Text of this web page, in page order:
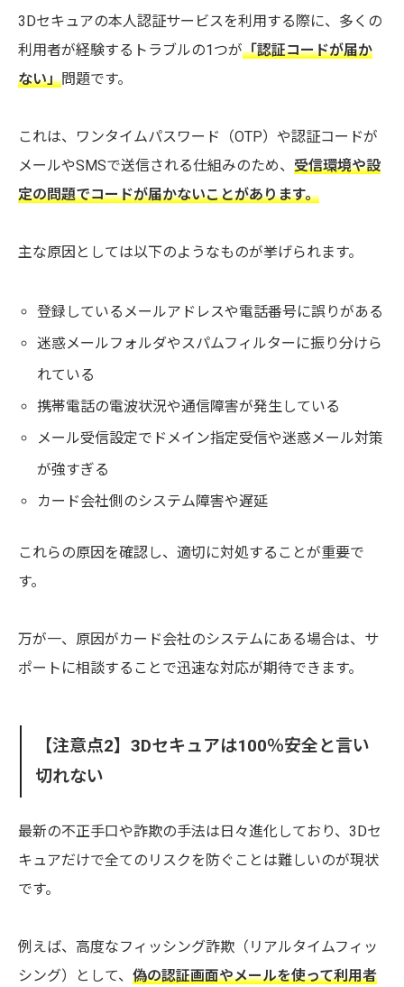
3Dセキュアの本人認証サービスを利用する際に、多くの
利用者が経験するトラブルの1つが「認証コードが届か
ない」問題です。
これは、ワンタイムパスワード（OTP）や認証コードが
メールやSMSで送信される仕組みのため、 受信環境や設
定の問題でコードが届かないことがあります。
主な原因としては以下のようなものが挙げられます。
登録しているメールアドレスや電話番号に誤りがある
迷惑メールフォルダやスパムフィルターに振り分けら
れている
携帯電話の電波状況や通信障害が発生している
メール受信設定でドメイン指定受信や迷惑メール対策
が強すぎる
カード会社側のシステム障害や遅延
これらの原因を確認し、適切に対処することが重要で
す。
万が一、原因がカード会社のシステムにある場合は、サ
ポートに相談することで迅速な対応が期待できます。
【注意点2】3Dセキュアは100％安全と言い
切れない
最新の不正手口や詐欺の手法は日々進化しており、3Dセ
キュアだけで全てのリスクを防ぐことは難しいのが現状
です。
例えば、高度なフィッシング詐欺（リアルタイムフィッ
シング）として、 偽の認証画面やメールを使って利用者